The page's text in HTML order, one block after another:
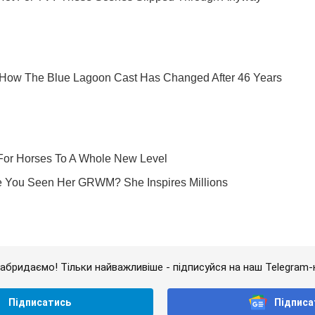
Тільки найважливіше - підписуйся на наш Telegram-
Підписатись